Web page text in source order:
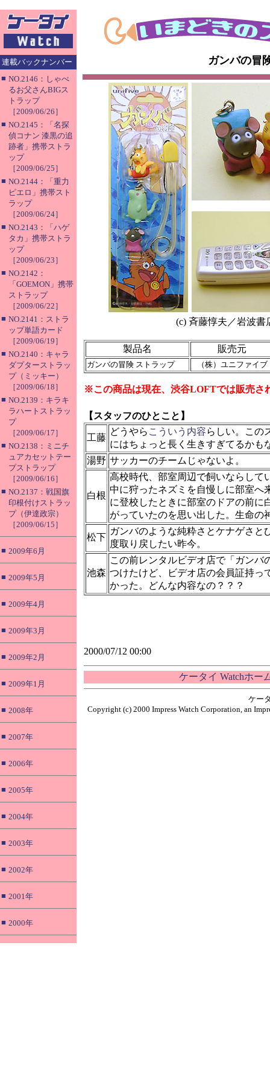
連載バックナンバー
■ NO.2146：しゃべ
るお父さんBIGス
トラップ
［2009/06/26］
■ NO.2145：「名探
偵コナン 漆黒の追
跡者」携帯ストラ
ップ
［2009/06/25］
■ NO.2144：「重力
ピエロ」携帯スト
ラップ
［2009/06/24］
■ NO.2143：「ハゲ
タカ」携帯ストラ
ップ
［2009/06/23］
■ NO.2142：
「GOEMON」携帯
ストラップ
［2009/06/22］
■ NO.2141：ストラ
ップ単語カード
［2009/06/19］
■ NO.2140：キャラ
ダプターストラッ
プ（ミッキー）
［2009/06/18］
■ NO.2139：キラキ
ラハートストラッ
プ
［2009/06/17］
■ NO.2138：ミニチ
ュアカセットテー
プストラップ
［2009/06/16］
■ NO.2137：戦国旗
印根付けストラッ
プ（伊達政宗）
［2009/06/15］
■ 2009年6月
■ 2009年5月
■ 2009年4月
■ 2009年3月
■ 2009年2月
■ 2009年1月
■ 2008年
■ 2007年
■ 2006年
■ 2005年
■ 2004年
■ 2003年
■ 2002年
■ 2001年
■ 2000年
ガンバの冒
(c) 斉藤惇夫／岩波書
製品名 販売元
ガンバの冒険 ストラップ （株）ユニファイブ
※この商品は現在、渋谷LOFTでは販売さ
【スタッフのひとこと】
工藤
どうやら こういう内容らしい。この
にはちょっと長く生きすぎてるかも
湯野 サッカーのチームじゃないよ。
白根
高校時代、部室周辺で飼いならして
中に狩ったネズミを自慢しに部室へ
に登校したときに部室のドアの前に
がっていたのを思い出した。生命の
松下
ガンバのような純粋さとケナゲさと
度取り戻したい昨今。
池森
この前レンタルビデオ店で「ガンバ
つけたけど、ビデオ店の会員証持っ
かった。どんな内容なの？？？
2000/07/12 00:00
ケータイ Watchホー
ケー
Copyright (c) 2000 Impress Watch Corporation, an